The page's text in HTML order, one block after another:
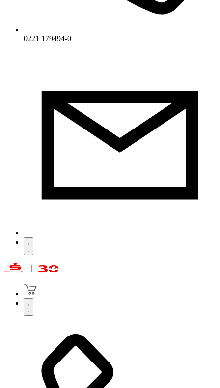
0221 179494-0